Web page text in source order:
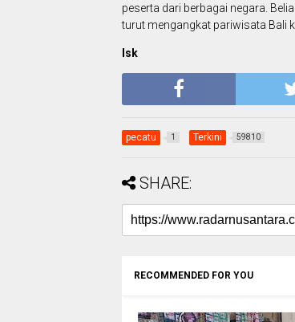
peserta dari berbagai negara.
turut mengangkat pariwisata Bali
Isk
pecatu 1 Terkini 59810
SHARE:
RECOMMENDED FOR YOU